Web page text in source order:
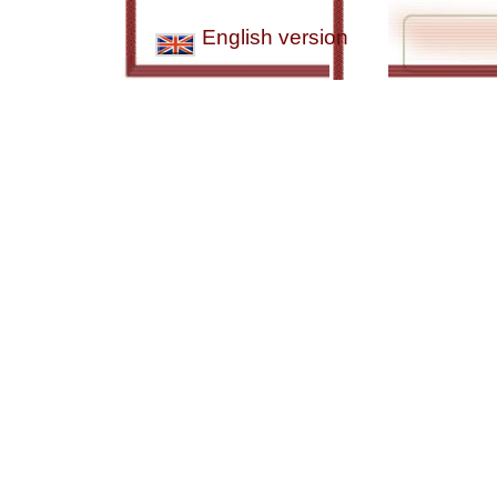
English version